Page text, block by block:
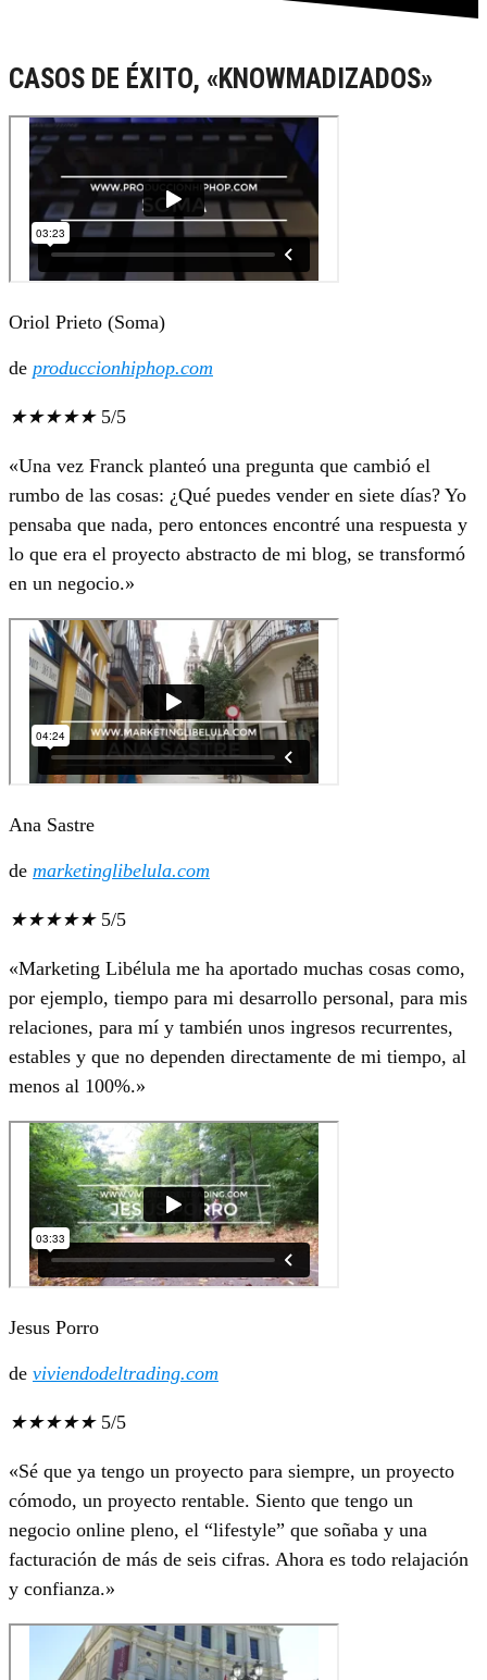
CASOS DE ÉXITO, «KNOWMADIZADOS»
Oriol Prieto (Soma)
de produccionhiphop.com
★★★★★ 5/5
«Una vez Franck planteó una pregunta que cambió el
rumbo de las cosas: ¿Qué puedes vender en siete días? Yo
pensaba que nada, pero entonces encontré una respuesta y
lo que era el proyecto abstracto de mi blog, se transformó
en un negocio.»
Ana Sastre
de marketinglibelula.com
★★★★★ 5/5
«Marketing Libélula me ha aportado muchas cosas como,
por ejemplo, tiempo para mi desarrollo personal, para mis
relaciones, para mí y también unos ingresos recurrentes,
estables y que no dependen directamente de mi tiempo, al
menos al 100%.»
Jesus Porro
de viviendodeltrading.com
★★★★★ 5/5
«Sé que ya tengo un proyecto para siempre, un proyecto
cómodo, un proyecto rentable. Siento que tengo un
negocio online pleno, el “lifestyle” que soñaba y una
facturación de más de seis cifras. Ahora es todo relajación
y confianza.»